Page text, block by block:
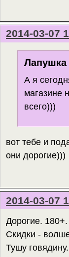
2014-03-07
Лапушка
А я
магазине
всего)))
вот тебе и
они дорогие)))
2014-03-07
Дорогие. 180+.
Скидки -
Тушу говядину.